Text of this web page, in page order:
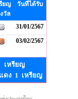
ยญ
วัล
วันที่ได้รับ
31/01/2567
03/02/2567
เหรียญ
ดง 1 เหรียญ